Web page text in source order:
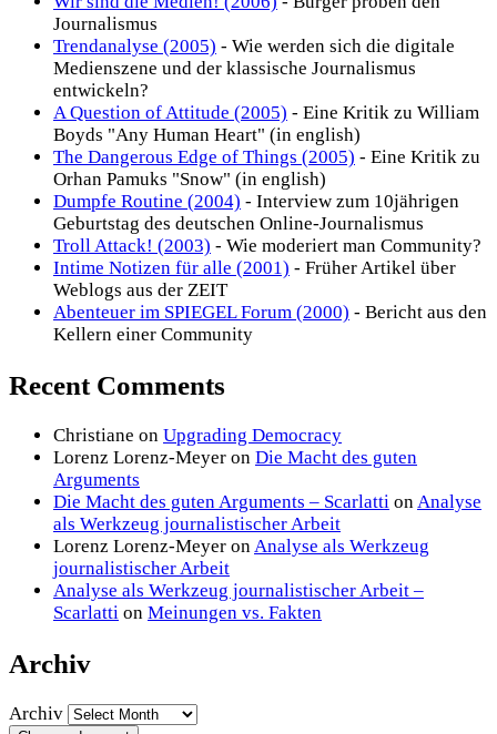
Journalismus
Trendanalyse (2005) - Wie werden sich die digitale
Medienszene und der klassische Journalismus
entwickeln?
A Question of Attitude (2005) - Eine Kritik zu William
Boyds "Any Human Heart" (in english)
The Dangerous Edge of Things (2005) - Eine Kritik zu
Orhan Pamuks "Snow" (in english)
Dumpfe Routine (2004) - Interview zum 10jährigen
Geburtstag des deutschen Online-Journalismus
Troll Attack! (2003) - Wie moderiert man Community?
Intime Notizen für alle (2001) - Früher Artikel über
Weblogs aus der ZEIT
Abenteuer im SPIEGEL Forum (2000) - Bericht aus den
Kellern einer Community
Recent Comments
Christiane on Upgrading Democracy
Lorenz Lorenz-Meyer on Die Macht des guten
Arguments
Die Macht des guten Arguments – Scarlatti on Analyse
als Werkzeug journalistischer Arbeit
Lorenz Lorenz-Meyer on Analyse als Werkzeug
journalistischer Arbeit
Analyse als Werkzeug journalistischer Arbeit –
Scarlatti on Meinungen vs. Fakten
Archiv
Archiv